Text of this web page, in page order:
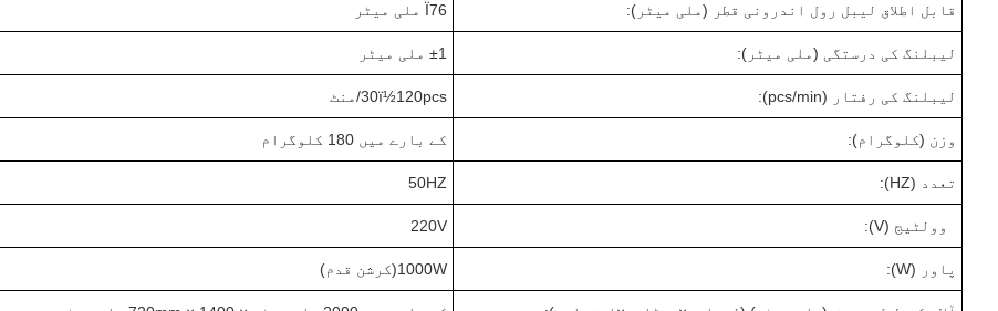
قابل اطلاق لیبل رول اندرونی قطر (ملی میٹر): Ï76 ملی میٹر
لیبلنگ کی درستگی (ملی میٹر): ±1 ملی میٹر
لیبلنگ کی رفتار (pcs/min): 30ï½1 20pcs/منٹ
وزن (کلوگرام): کے بارے میں 1 80 کلوگرام
تعدد (HZ): 50HZ
وولٹیج (V): 220V
پاور (W): 1000W( کرشن قدم)